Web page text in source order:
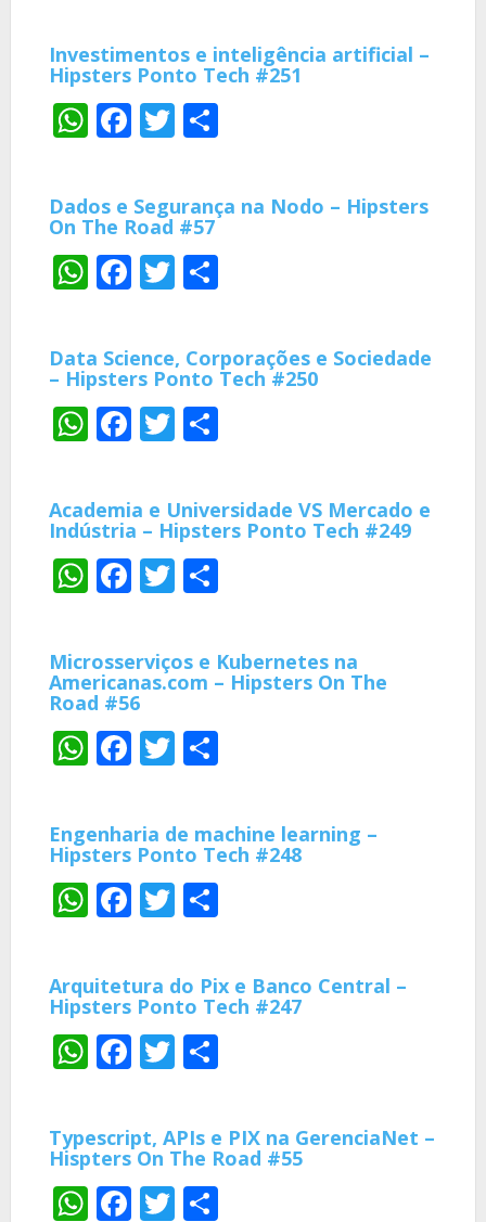
Investimentos e inteligência artificial –
Hipsters Ponto Tech #251
WhatsApp
Facebook
Twitter
Dados e Segurança na Nodo – Hipsters
On The Road #57
WhatsApp
Facebook
Twitter
Data Science, Corporações e Sociedade
– Hipsters Ponto Tech #250
WhatsApp
Facebook
Twitter
Academia e Universidade VS Mercado e
Indústria – Hipsters Ponto Tech #249
WhatsApp
Facebook
Twitter
Microsserviços e Kubernetes na
Americanas.com – Hipsters On The
Road #56
WhatsApp
Facebook
Twitter
Engenharia de machine learning –
Hipsters Ponto Tech #248
WhatsApp
Facebook
Twitter
Arquitetura do Pix e Banco Central –
Hipsters Ponto Tech #247
WhatsApp
Facebook
Twitter
Typescript, APIs e PIX na GerenciaNet –
Hispters On The Road #55
WhatsApp
Facebook
Twitter